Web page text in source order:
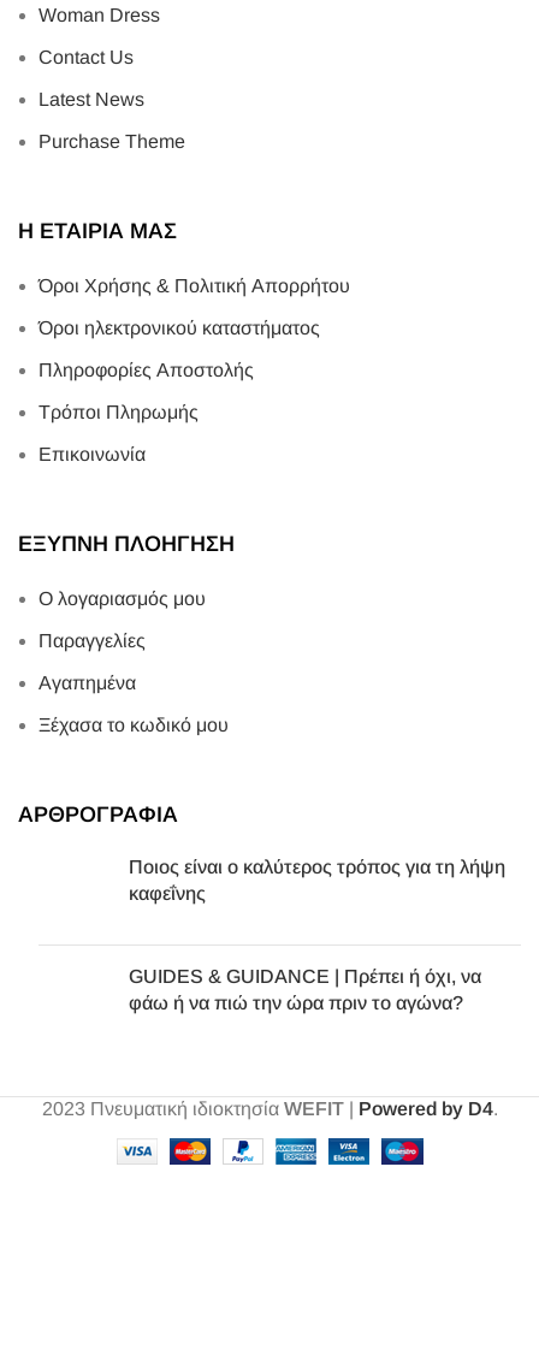
Woman Dress
Contact Us
Latest News
Purchase Theme
Η ΕΤΑΙΡΙΑ ΜΑΣ
Όροι Χρήσης & Πολιτική Απορρήτου
Όροι ηλεκτρονικού καταστήματος
Πληροφορίες Αποστολής
Τρόποι Πληρωμής
Επικοινωνία
ΕΞΥΠΝΗ ΠΛΟΗΓΗΣΗ
Ο λογαριασμός μου
Παραγγελίες
Αγαπημένα
Ξέχασα το κωδικό μου
ΑΡΘΡΟΓΡΑΦΙΑ
Ποιος είναι ο καλύτερος τρόπος για τη λήψη
καφεΐνης
GUIDES & GUIDANCE | Πρέπει ή όχι, να
φάω ή να πιώ την ώρα πριν το αγώνα?
2023 Πνευματική ιδιοκτησία WEFIT| Powered by D4.